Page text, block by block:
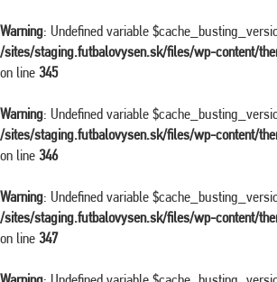
Warning: Undefined variable
/sites/staging.futbalovysen.sk/files/wp-content/
on line 345
Warning: Undefined variable
/sites/staging.futbalovysen.sk/files/wp-content/
on line 346
Warning: Undefined variable
/sites/staging.futbalovysen.sk/files/wp-content/
on line 347